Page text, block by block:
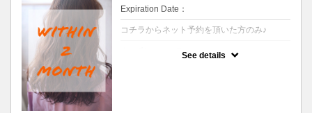
Expiration Date：
コチラからネット予約を頂いた方のみ♪
See details